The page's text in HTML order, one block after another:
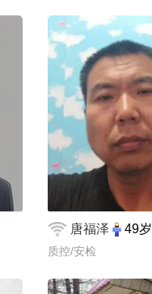
唐福泽 49岁
质控/安检